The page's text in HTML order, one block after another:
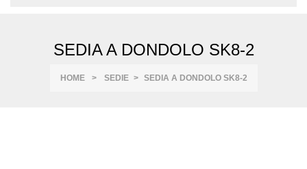
SEDIA A DONDOLO SK8-2
HOME > SEDIE > SEDIA A DONDOLO SK8-2